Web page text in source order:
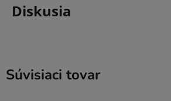
Diskusia
Súvisiaci tovar